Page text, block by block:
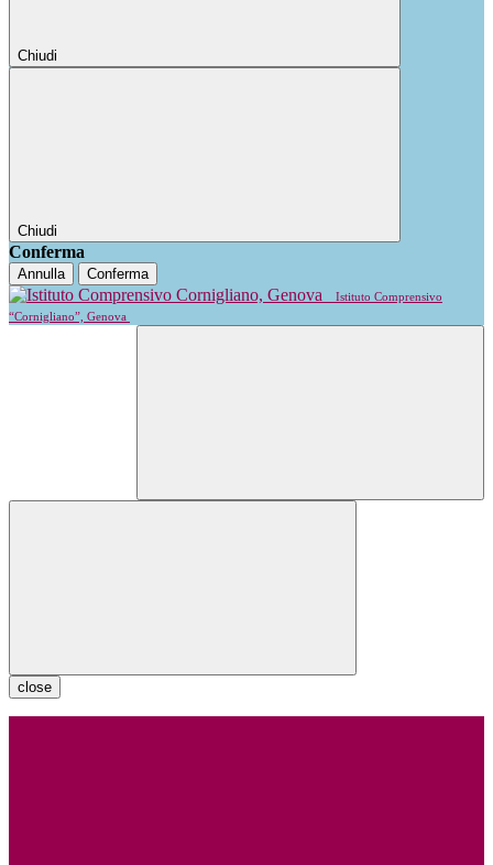
Chiudi
Chiudi
Conferma
Annulla Conferma
Istituto Comprensivo
“Cornigliano”, Genova
close